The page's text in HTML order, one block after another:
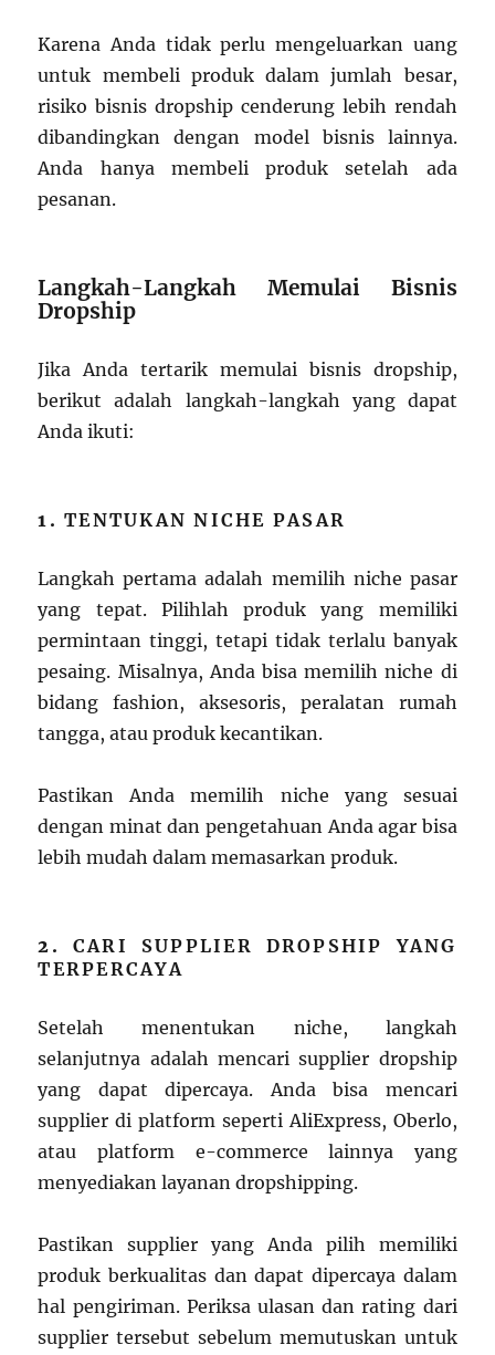
Karena Anda tidak perlu mengeluarkan uang
untuk membeli produk dalam jumlah besar,
risiko bisnis dropship cenderung lebih rendah
dibandingkan dengan model bisnis lainnya.
Anda hanya membeli produk setelah ada
pesanan.
Langkah-Langkah Memulai Bisnis
Dropship
Jika Anda tertarik memulai bisnis dropship,
berikut adalah langkah-langkah yang dapat
Anda ikuti:
1.TENTUKAN NICHE PASAR
Langkah pertama adalah memilih niche pasar
yang tepat. Pilihlah produk yang memiliki
permintaan tinggi, tetapi tidak terlalu banyak
pesaing. Misalnya, Anda bisa memilih niche di
bidang fashion, aksesoris, peralatan rumah
tangga, atau produk kecantikan.
Pastikan Anda memilih niche yang sesuai
dengan minat dan pengetahuan Anda agar bisa
lebih mudah dalam memasarkan produk.
2. CARI SUPPLIER DROPSHIP YANG
TERPERCAYA
Setelah menentukan niche, langkah
selanjutnya adalah mencari supplier dropship
yang dapat dipercaya. Anda bisa mencari
supplier di platform seperti AliExpress, Oberlo,
atau platform e-commerce lainnya yang
menyediakan layanan dropshipping.
Pastikan supplier yang Anda pilih memiliki
produk berkualitas dan dapat dipercaya dalam
hal pengiriman. Periksa ulasan dan rating dari
supplier tersebut sebelum memutuskan untuk